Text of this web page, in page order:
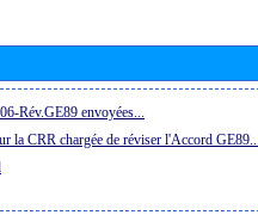
Rév.GE89 envoyées...
la CRR chargée de réviser l'Accord